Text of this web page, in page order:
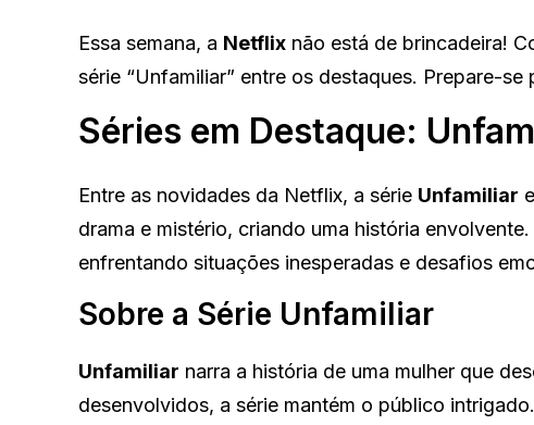
Essa semana, a Netflix não está de brincadeira!
série “Unfamiliar” entre os destaques. Prepare-se
Séries em Destaque:
Entre as novidades da Netflix, a série Unfamiliar
drama e mistério, criando uma história
enfrentando situações inesperadas e desafios
Sobre a Série Unfamiliar
Unfamiliar narra a história de uma mulher que
desenvolvidos, a série mantém o público